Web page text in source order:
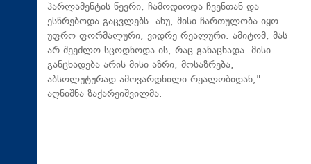
პარლამენტის წევრი, ჩამოდიოდა ჩვენთან და
ესწრებოდა გაცვლებს. ანუ, მისი ჩართულობა იყო
უფრო ფორმალური, ვიდრე რეალური. ამიტომ, მას
არ შეეძლო სცოდნოდა ის, რაც განაცხადა. მისი
განცხადება არის მისი აზრი, მოსაზრება,
აბსოლუტურად ამოვარდნილი რეალობიდან," -
აღნიშნა ზაქარეიშვილმა.